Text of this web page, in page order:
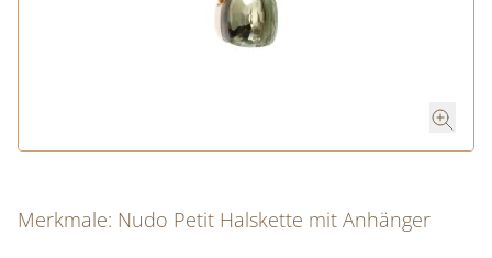
Merkmale: Nudo Petit Halskette mit Anhänger